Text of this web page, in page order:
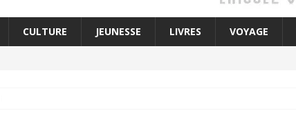
CULTURE JEUNESSE LIVRES VOYAGE